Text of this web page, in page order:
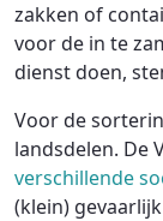
zakken of
voor de in te
dienst doen,
Voor de
landsdelen. De
verschillende
(klein)